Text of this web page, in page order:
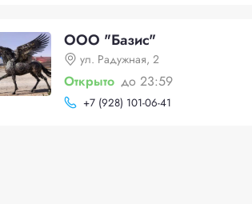
ООО "Базис"
ул. Радужная, 2
Открыто до 23:59
+7 (928) 101-06-41